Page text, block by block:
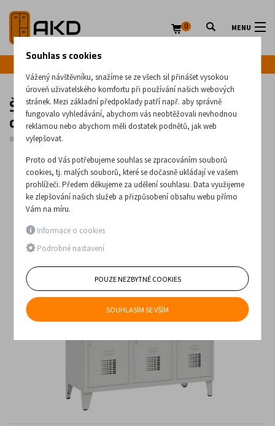
MENU
0
Šestidveřová kovová šatní skříň se Z
dveřmi Sul 43 Wn lx
Rozměry: 1940 x
Souhlas s cookies
Vážený návštěvníku, snažíme se ze všech sil přinášet vysokou
úroveň uživatelského komfortu při používání našich webových
stránek. Mezi základní předpoklady patří např. aby správně
fungovalo vyhledávání, abychom vás neobtěžovali nevhodnou
reklamou nebo abychom měli dostatek podnětů, jak web
vylepšovat.
Proto od Vás potřebujeme souhlas se zpracováním souborů
cookies, tj. malých souborů, které se dočasně ukládají ve vašem
prohlížeči. Předem děkujeme za udělení souhlasu. Data využijeme
ke zlepšování našich služeb a přizpůsobení obsahu webu přímo
Vám na míru.
Informace o cookies
Podrobné nastavení
POUZE NEZBYTNÉ COOKIES
SOUHLASÍM SE VŠÍM